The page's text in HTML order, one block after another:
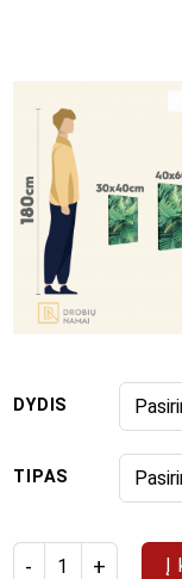
DYDIS
TIPAS
produkto kiekis: